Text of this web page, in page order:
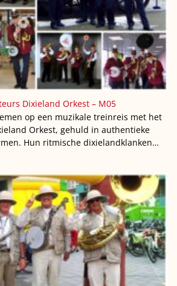
Dixieland Orkest – M05
op een muzikale treinreis met het
Orkest, gehuld in authentieke
Hun ritmische dixielandklanken…